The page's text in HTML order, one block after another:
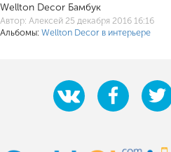
Wellton Decor Бамбук
Автор: Алексей 25 декабря 2016 16:16
Альбомы: Wellton Decor в интерьере